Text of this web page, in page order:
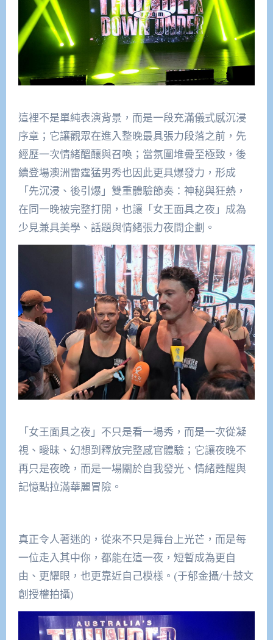
這裡不是單純表演背景，而是一段充滿儀式感沉浸
序章；它讓觀眾在進入整晚最具張力段落之前，先
經歷一次情緒醞釀與召喚；當氛圍堆疊至極致，後
續登場澳洲雷霆猛男秀也因此更具爆發力，形成
「先沉浸、後引爆」雙重體驗節奏：神秘與狂熱，
在同一晚被完整打開，也讓「女王面具之夜」成為
少見兼具美學、話題與情緒張力夜間企劃。
「女王面具之夜」不只是看一場秀，而是一次從凝
視、曖昧、幻想到釋放完整感官體驗；它讓夜晚不
再只是夜晚，而是一場關於自我發光、情緒甦醒與
記憶點拉滿華麗冒險。
真正令人著迷的，從來不只是舞台上光芒，而是每
一位走入其中你，都能在這一夜，短暫成為更自
由、更耀眼，也更靠近自己模樣。(于郁金攝/十鼓文
創授權拍攝)